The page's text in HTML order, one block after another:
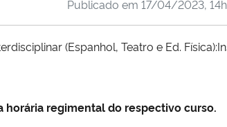
Publicado em 17/04/2023,
(Espanhol, Teatro e Ed.
horária regimental do respectivo curso.